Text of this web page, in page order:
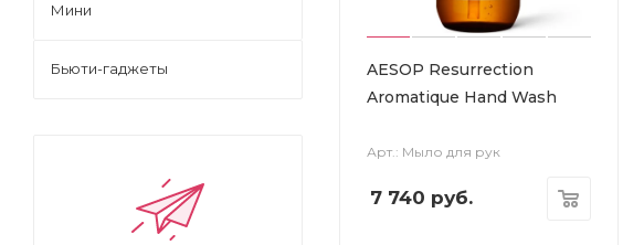
AESOP Resurrection
Aromatique Hand Wash
Арт.: Мыло для рук
7 740 руб.
Мини
Бьюти-гаджеты